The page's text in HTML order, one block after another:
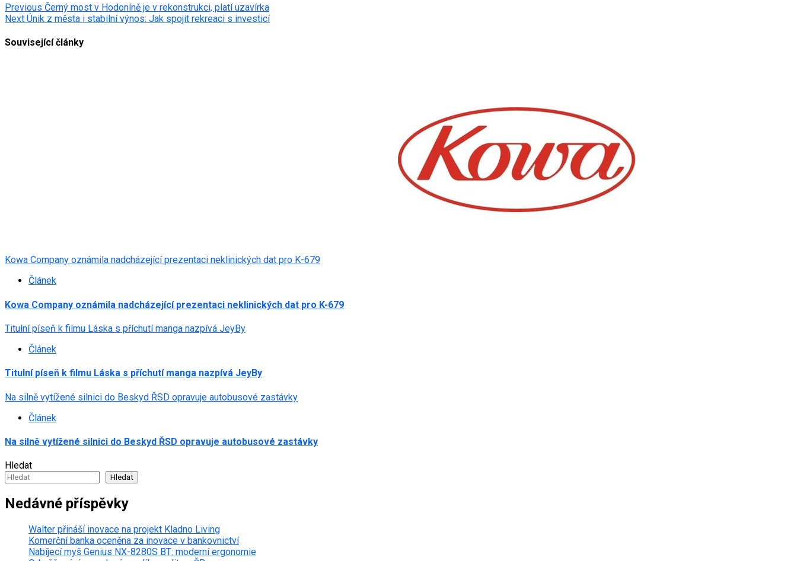
Post
navigation
Previous Černý most v Hodoníně je v rekonstrukci, platí uzavírka
Next Únik z města i stabilní výnos: Jak spojit rekreaci s investicí
Související články
Kowa Company oznámila nadcházející prezentaci neklinických dat pro K-679
Článek
Kowa Company oznámila nadcházející prezentaci neklinických dat pro K-679
Titulní píseň k filmu Láska s příchutí manga nazpívá JeyBy
Článek
Titulní píseň k filmu Láska s příchutí manga nazpívá JeyBy
Na silně vytížené silnici do Beskyd ŘSD opravuje autobusové zastávky
Článek
Na silně vytížené silnici do Beskyd ŘSD opravuje autobusové zastávky
Hledat
Hledat
Nedávné příspěvky
Walter přináší inovace na projekt Kladno Living
Komerční banka oceněna za inovace v bankovnictví
Nabíjecí myš Genius NX-8280S BT: moderní ergonomie